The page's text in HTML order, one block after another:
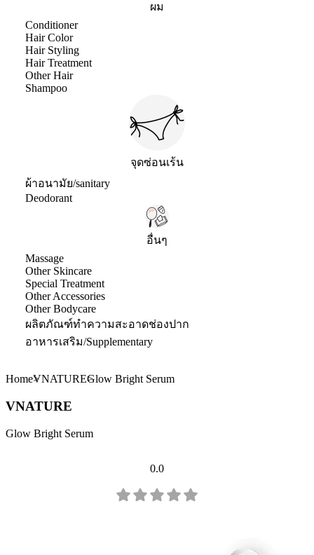
ผม
Conditioner
Hair Color
Hair Styling
Hair Treatment
Other Hair
Shampoo
จุดซ่อนเร้น
ผ้าอนามัย/sanitary
Deodorant
อื่นๆ
Massage
Other Skincare
Special Treatment
Other Accessories
Other Bodycare
ผลิตภัณฑ์ทำความสะอาดช่องปาก
อาหารเสริม/Supplementary
HomeVNATUREGlow Bright Serum
VNATURE
Glow Bright Serum
0.0